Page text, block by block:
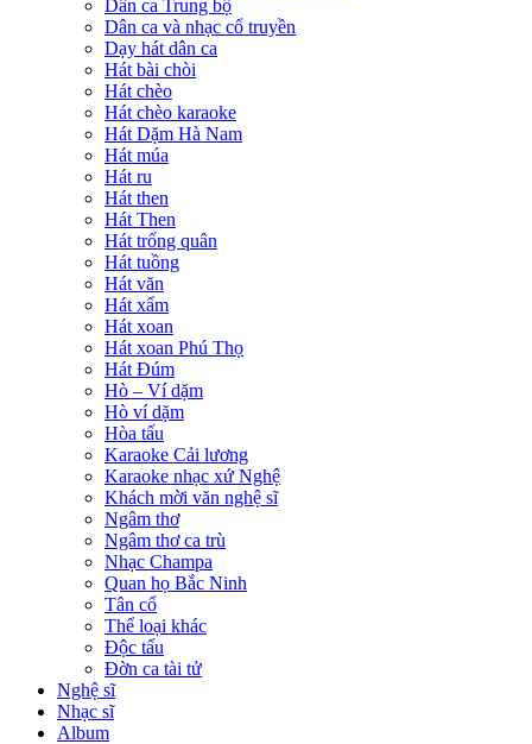
Dân ca Trung bộ
Dân ca và nhạc cổ truyền
Dạy hát dân ca
Hát bài chòi
Hát chèo
Hát chèo karaoke
Hát Dặm Hà Nam
Hát múa
Hát ru
Hát then
Hát Then
Hát trống quân
Hát tuồng
Hát văn
Hát xẩm
Hát xoan
Hát xoan Phú Thọ
Hát Đúm
Hò – Ví dặm
Hò ví dặm
Hòa tấu
Karaoke Cải lương
Karaoke nhạc xứ Nghệ
Khách mời văn nghệ sĩ
Ngâm thơ
Ngâm thơ ca trù
Nhạc Champa
Quan họ Bắc Ninh
Tân cổ
Thể loại khác
Độc tấu
Đờn ca tài tử
Nghệ sĩ
Nhạc sĩ
Album